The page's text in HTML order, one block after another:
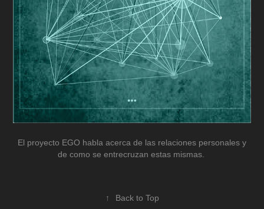
El proyecto EGO habla acerca de las relaciones personales y
de como se entrecruzan estas mismas.
↑ Back to Top